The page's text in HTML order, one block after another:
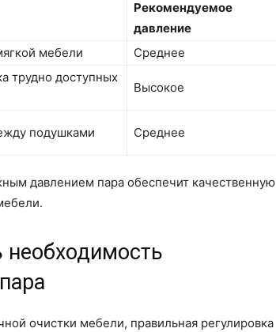
Рекомендуемое
давление
мебели Среднее
трудно доступных
Высокое
подушками Среднее
давлением пара обеспечит качественную
необходимость
очистки мебели, правильная регулировка